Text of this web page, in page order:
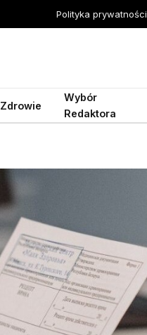
Polityka prywatności
Zdrowie
Wybór
Redaktora